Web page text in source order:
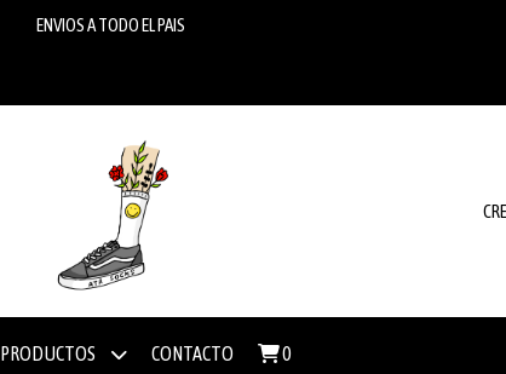
ENVIOS A TODO EL PAIS
PRODUCTOS CONTACTO 0